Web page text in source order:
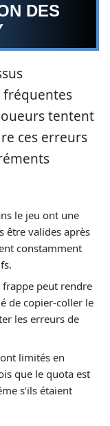
DES
fréquentes
tentent
ces erreurs
le jeu ont une
être valides après
constamment
peut rendre
de copier-coller le
les erreurs de
limités en
que le quota est
s’ils étaient